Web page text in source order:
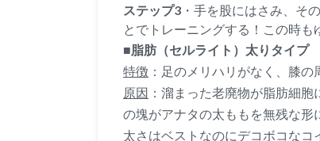
ステップ3 ・手を股にはさみ、そ
とでトレーニングする！この時
■脂肪（セルライト）太りタイプ
特徴 ：足のメリハリがなく、膝の
原因 ：溜まった老廃物が脂肪細
の塊がアナタの太ももを無残な形
太さはベストなのにデコボコな